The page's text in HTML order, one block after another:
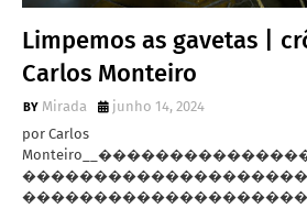
Limpemos as gavetas |
Carlos Monteiro
Mirada
junho 14, 2024
por Carlos